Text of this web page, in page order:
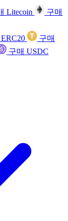
Litecoin
구매
구매
구매 USDC